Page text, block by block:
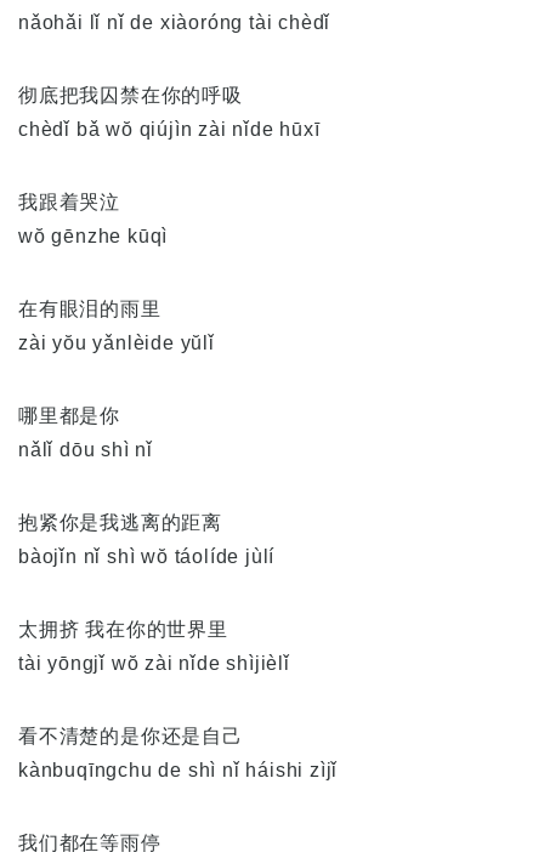
nǎohǎi lǐ nǐ de xiàoróng tài chèdǐ
彻底把我囚禁在你的呼吸
chèdǐ bǎ wŏ qiújìn zài nǐde hūxī
我跟着哭泣
wŏ gēnzhe kūqì
在有眼泪的雨里
zài yŏu yǎnlèide yŭlǐ
哪里都是你
nǎlǐ dōu shì nǐ
抱紧你是我逃离的距离
bàojǐn nǐ shì wŏ táolíde jùlí
太拥挤 我在你的世界里
tài yōngjǐ wŏ zài nǐde shìjièlǐ
看不清楚的是你还是自己
kànbuqīngchu de shì nǐ háishi zìjǐ
我们都在等雨停